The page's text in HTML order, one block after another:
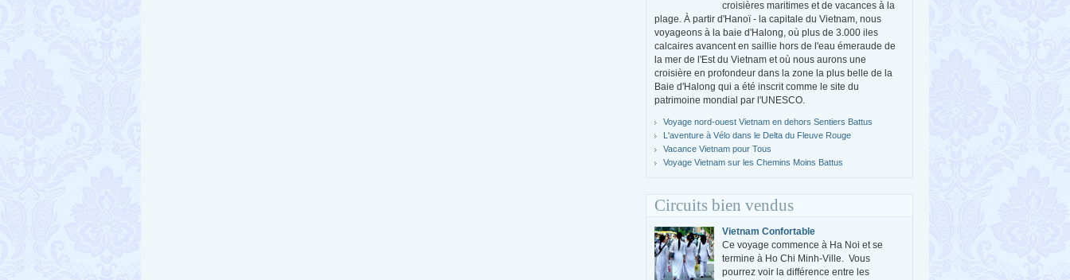
croisières maritimes et de vacances à la
plage. À partir d'Hanoï - la capitale du Vietnam, nous
voyageons à la baie d'Halong, où plus de 3.000 iles
calcaires avancent en saillie hors de l'eau émeraude de
la mer de l'Est du Vietnam et où nous aurons une
croisière en profondeur dans la zone la plus belle de la
Baie d'Halong qui a été inscrit comme le site du
patrimoine mondial par l'UNESCO.
Voyage nord-ouest Vietnam en dehors Sentiers Battus
L'aventure à Vélo dans le Delta du Fleuve Rouge
Vacance Vietnam pour Tous
Voyage Vietnam sur les Chemins Moins Battus
Circuits bien vendus
Vietnam Confortable
Ce voyage commence à Ha Noi et se
termine à Ho Chi Minh-Ville. Vous
pourrez voir la différence entre les